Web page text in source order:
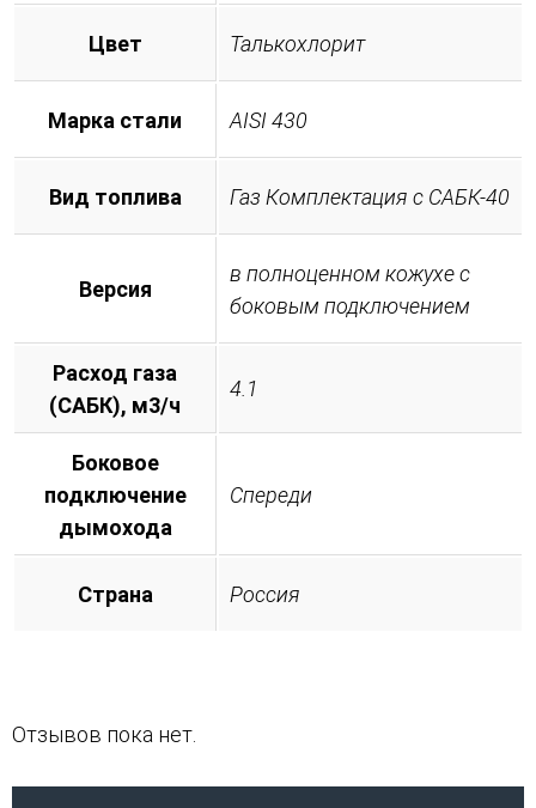
Цвет Талькохлорит
Марка стали AISI 430
Вид топлива Газ Комплектация с САБК-40
Версия
в полноценном кожухе с
боковым подключением
Расход газа
(САБК), м3/ч
4.1
Боковое
подключение
дымохода
Спереди
Страна Россия
Отзывов пока нет.